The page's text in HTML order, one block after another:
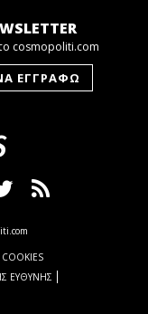
cosmopoliti.com
ΕΥΘΥΝΗΣ